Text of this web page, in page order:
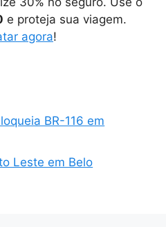
e proteja sua viagem.
agora!
BR-116 em
Leste em Belo